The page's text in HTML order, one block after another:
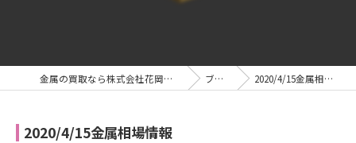
金属の買取なら株式会社花岡金属商会 ブログ 2020/4/15金属相場情報
2020/4/15金属相場情報